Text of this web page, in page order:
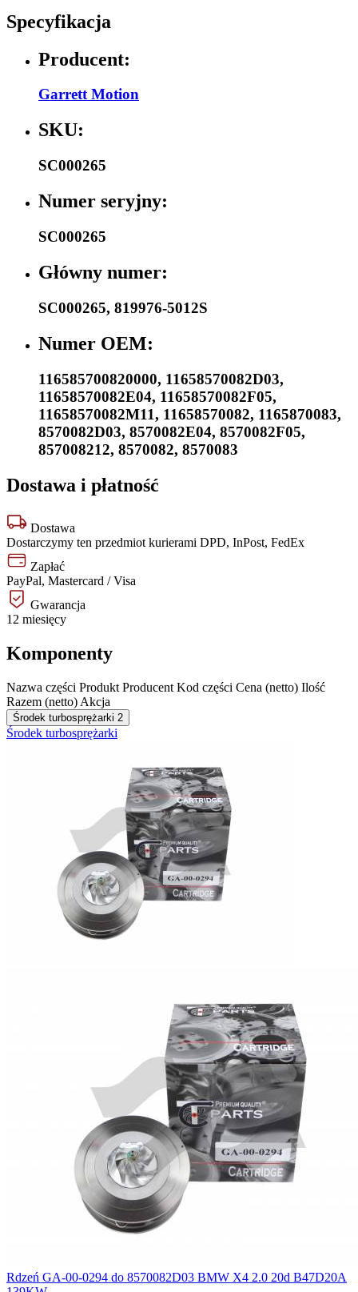
Specyfikacja
Producent:
Garrett Motion
SKU:
SC000265
Numer seryjny:
SC000265
Główny numer:
SC000265, 819976-5012S
Numer OEM:
116585700820000, 11658570082D03,
11658570082E04, 11658570082F05,
11658570082M11, 11658570082, 1165870083,
8570082D03, 8570082E04, 8570082F05,
857008212, 8570082, 8570083
Dostawa i płatność
Dostawa
Dostarczymy ten przedmiot kurierami DPD, InPost, FedEx
Zapłać
PayPal, Mastercard / Visa
Gwarancja
12 miesięcy
Komponenty
Nazwa części Produkt Producent Kod części Cena (netto) Ilość
Razem (netto) Akcja
Środek turbosprężarki 2
Środek turbosprężarki
Rdzeń GA-00-0294 do 8570082D03 BMW X4 2.0 20d B47D20A